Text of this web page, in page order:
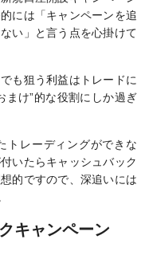
には「キャンペーンを追
い」と言う点を心掛けて
も狙う利益はトレードに
まけ”的な役割にしか過ぎ
トレーディングができな
いたらキャッシュバック
的ですので、深追いには
キャンペーン